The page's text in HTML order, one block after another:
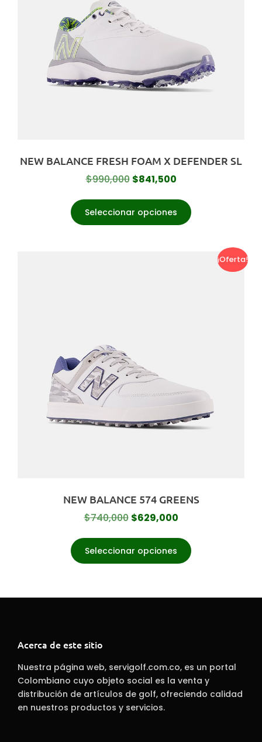
NEW BALANCE FRESH FOAM X DEFENDER SL
$990,000 $841,500
Seleccionar opciones
¡Oferta!
NEW BALANCE 574 GREENS
$740,000 $629,000
Seleccionar opciones
Acerca de este sitio
Nuestra página web, servigolf.com.co, es un portal
Colombiano cuyo objeto social es la venta y
distribución de artículos de golf, ofreciendo calidad
en nuestros productos y servicios.